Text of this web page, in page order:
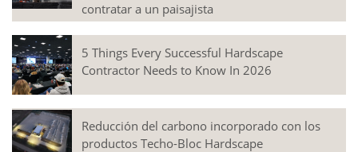
contratar a un paisajista
5 Things Every Successful Hardscape
Contractor Needs to Know In 2026
Reducción del carbono incorporado con los
productos Techo-Bloc Hardscape